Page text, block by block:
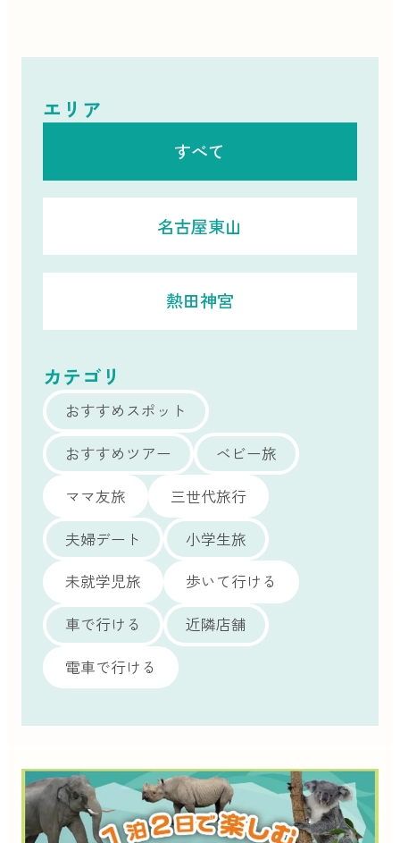
エリア
すべて
名古屋東山
熱田神宮
カテゴリ
おすすめスポット
おすすめツアー
ベビー旅
ママ友旅
三世代旅行
夫婦デート
小学生旅
未就学児旅
歩いて行ける
車で行ける
近隣店舗
電車で行ける